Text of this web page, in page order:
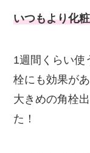
いつもより化
1週間くらい使
栓にも効果が
大きめの角栓
た！